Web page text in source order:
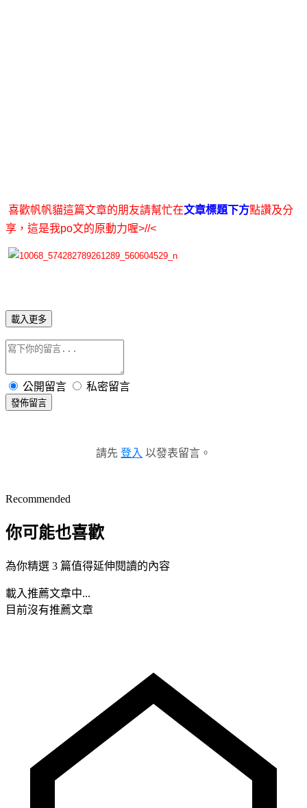
喜歡帆帆貓這篇文章的朋友請幫忙在文章標題下方點讚及分
享，這是我po文的原動力喔>//<
載入更多
公開留言 私密留言
發佈留言
請先 登入 以發表留言。
Recommended
你可能也喜歡
為你精選 3 篇值得延伸閱讀的內容
載入推薦文章中...
目前沒有推薦文章